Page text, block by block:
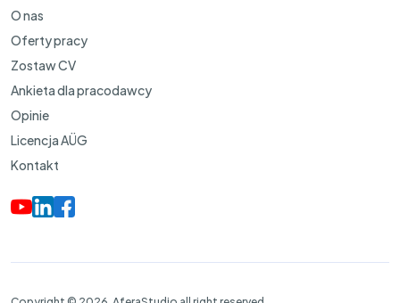
O nas
Oferty pracy
Zostaw CV
Ankieta dla pracodawcy
Opinie
Licencja AÜG
Kontakt